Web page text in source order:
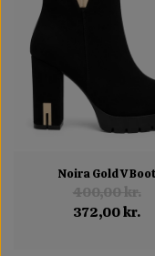
Noira Gold V Boot
400,00 kr.
372,00 kr.